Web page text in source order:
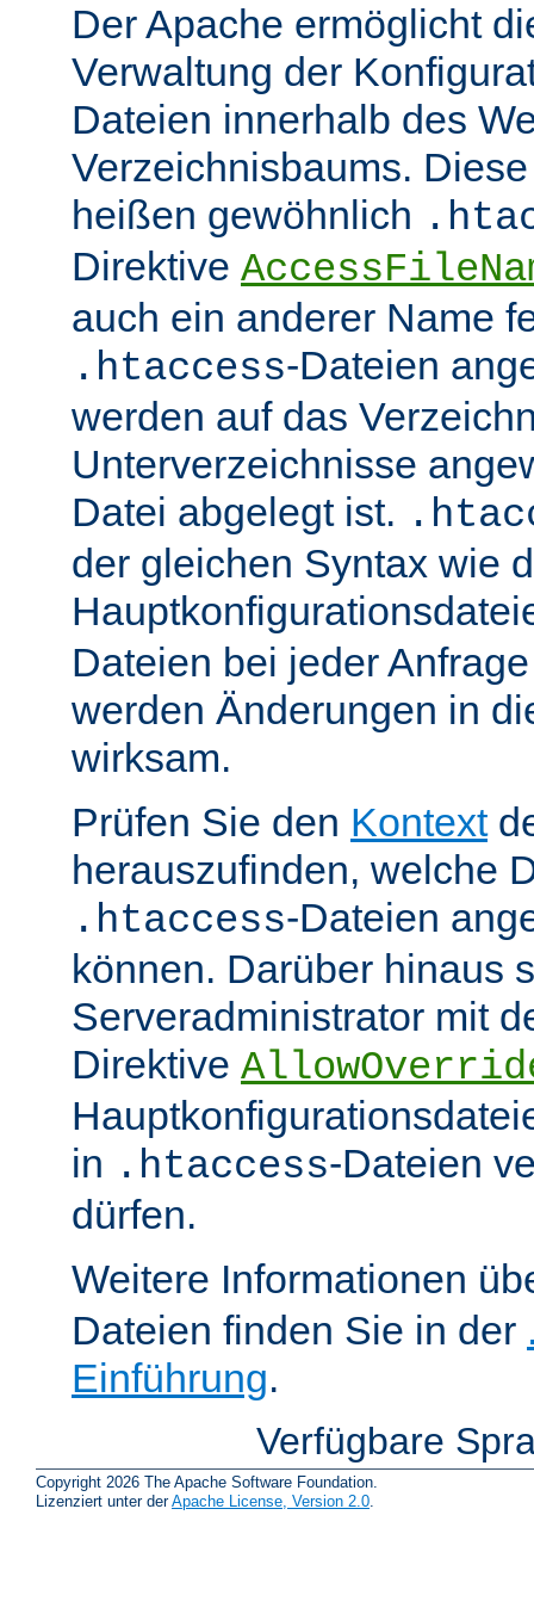
Der Apache ermöglicht
Verwaltung der
Dateien innerhalb des
Verzeichnisbaums.
heißen gewöhnlich
Direktive
auch ein anderer Name
.htaccess-Dateien
werden auf das
Unterverzeichnisse
Datei abgelegt ist.
der gleichen Syntax wie
Dateien bei jeder
werden Änderungen in
wirksam.
Prüfen Sie den Kontext
herauszufinden, welche
.htaccess-Dateien
können. Darüber hinaus
Serveradministrator mit
Direktive
in .htaccess-Dateien
dürfen.
Weitere Informationen
Dateien finden Sie in der
Einführung.
Verfügbare
Copyright 2026 The Apache Software Foundation.
Lizenziert unter derApache License, Version 2.0